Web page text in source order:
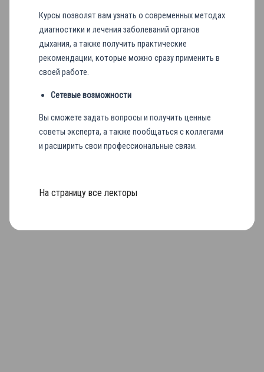
Курсы позволят вам узнать о современных методах
диагностики и лечения заболеваний органов
дыхания, а также получить практические
рекомендации, которые можно сразу применить в
своей работе.
Сетевые возможности
Вы сможете задать вопросы и получить ценные
советы эксперта, а также пообщаться с коллегами
и расширить свои профессиональные связи.
На страницу все лекторы